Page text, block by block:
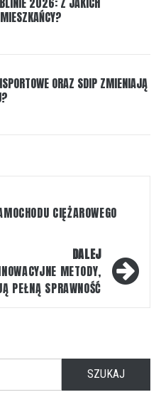
ORAZ SDIP ZMIENIAJĄ
CIĘŻAROWEGO
DALEJ
METODY,
PEŁNĄ SPRAWNOŚĆ